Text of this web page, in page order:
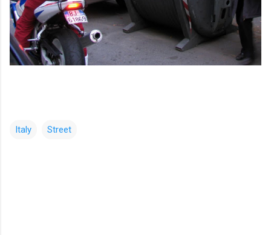
Italy Street